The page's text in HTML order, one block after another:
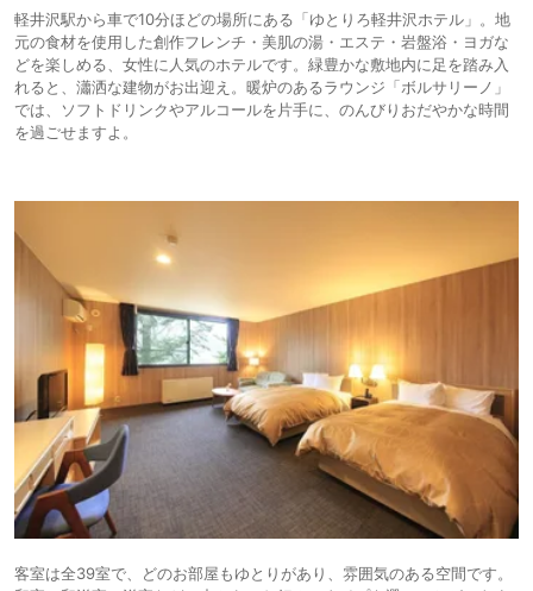
軽井沢駅から車で10分ほどの場所にある「ゆとりろ軽井沢ホテル」。地
元の食材を使用した創作フレンチ・美肌の湯・エステ・岩盤浴・ヨガな
どを楽しめる、女性に人気のホテルです。緑豊かな敷地内に足を踏み入
れると、瀟洒な建物がお出迎え。暖炉のあるラウンジ「ボルサリーノ」
では、ソフトドリンクやアルコールを片手に、のんびりおだやかな時間
を過ごせますよ。
客室は全39室で、どのお部屋もゆとりがあり、雰囲気のある空間です。